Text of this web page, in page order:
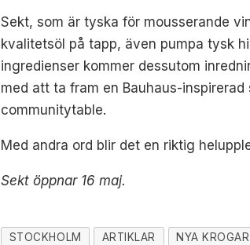
Sekt, som är tyska för mousserande
kvalitetsöl på tapp, även pumpa tysk
ingredienser kommer dessutom
med att ta fram en Bauhaus-
communitytable.
Med andra ord blir det en riktig
Sekt öppnar 16 maj.
STOCKHOLM ARTIKLAR NYA KROGAR